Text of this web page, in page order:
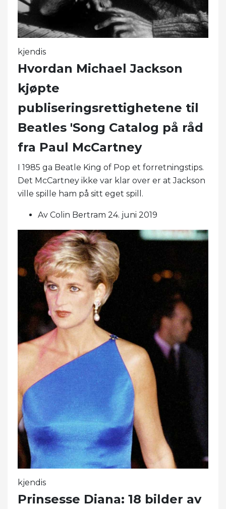
kjendis
Hvordan Michael Jackson
kjøpte
publiseringsrettighetene til
Beatles 'Song Catalog på råd
fra Paul McCartney
I 1985 ga Beatle King of Pop et forretningstips.
Det McCartney ikke var klar over er at Jackson
ville spille ham på sitt eget spill.
Av Colin Bertram 24. juni 2019
kjendis
Prinsesse Diana: 18 bilder av